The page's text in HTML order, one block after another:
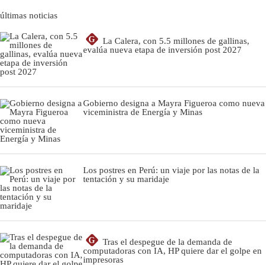
últimas noticias
G
La Calera, con 5.5 millones de gallinas,
evalúa nueva etapa de inversión post 2027
Gobierno designa a Mayra Figueroa como nueva
viceministra de Energía y Minas
Los postres en Perú: un viaje por las notas de la
tentación y su maridaje
G
Tras el despegue de la demanda de
computadoras con IA, HP quiere dar el golpe en
impresoras